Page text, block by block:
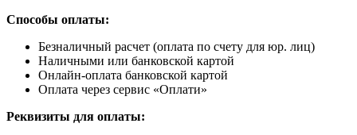
Способы оплаты:
Безналичный расчет (оплата по счету для юр. лиц)
Наличными или банковской картой
Онлайн-оплата банковской картой
Оплата через сервис «Оплати»
Реквизиты для оплаты: